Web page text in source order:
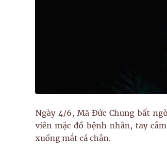
Ngày 4/6, Mã Đức Chung bất
viên mặc đồ bệnh nhân, tay
xuống mắt cá chân.